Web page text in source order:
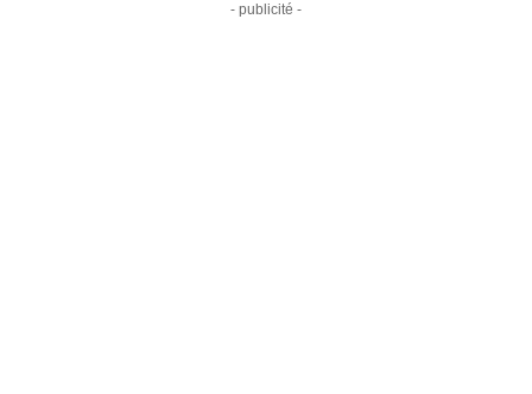
- publicité -